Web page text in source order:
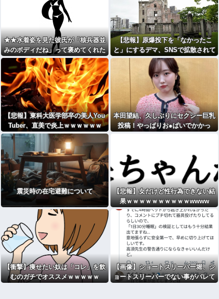
★★水着姿を見た彼氏が「核兵器並
みのボディだね」って褒めてくれた
(´；ω；｀)
【悲報】原爆投下を「なかったこ
と」にするデマ、SNSで拡散されて
しまう
【悲報】東科大医学部卒の美人You
Tuber、直美で炎上ｗｗｗｗｗｗ
本田望結、久しぶりにセクシー巨乳
投稿！やっぱりお●ぱいでかかっ
震災時の在宅避難について
【悲報】女だけど性行為できない結
果ｗｗｗｗｗｗｗｗｗｗwwww
【衝撃】痩せたい奴は「コレ」を飲
むのガチでオススメｗｗｗｗｗ
【画像】ショートスリーパー堀、シ
ョートスリーパーでない事がバレて